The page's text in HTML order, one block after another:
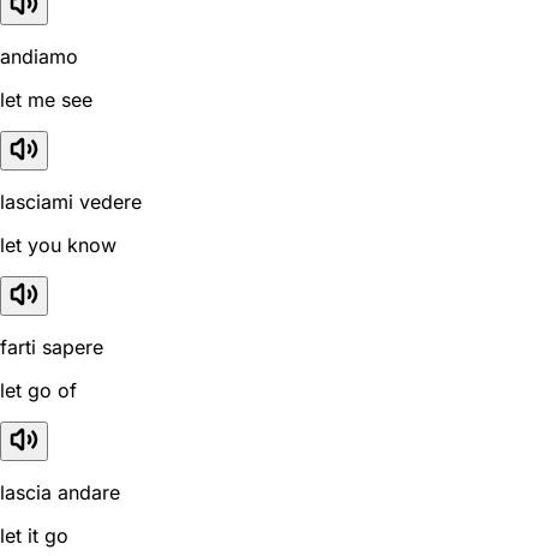
andiamo
let me see
lasciami vedere
let you know
farti sapere
let go of
lascia andare
let it go